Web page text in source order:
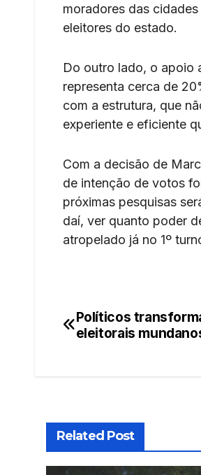
moradores das
eleitores do estado.
Do outro lado, o apoio
representa cerca de
com a estrutura, que
experiente e eficiente
Com a decisão de
de intenção de votos
próximas pesquisas
daí, ver quanto poder
atropelado já no 1º
Navegação
Políticos
eleitorais
Related Post